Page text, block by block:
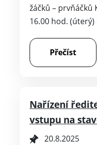
Přečíst
20.8.2025
V souvislosti se
rekonstrukce